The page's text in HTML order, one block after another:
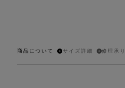
商品について サイズ詳細 修理承り